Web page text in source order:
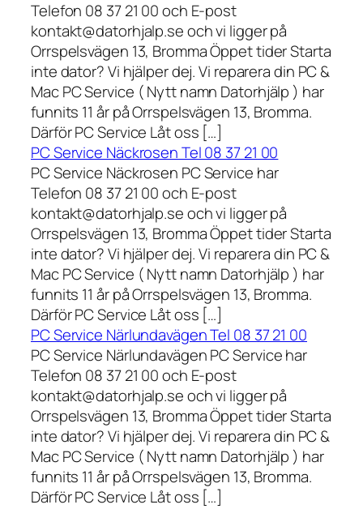
Telefon 08 37 21 00 och E-post
kontakt@datorhjalp.se och vi ligger på
Orrspelsvägen 13, Bromma Öppet tider Starta
inte dator? Vi hjälper dej. Vi reparera din PC &
Mac PC Service ( Nytt namn Datorhjälp ) har
funnits 11 år på Orrspelsvägen 13, Bromma.
Därför PC Service Låt oss […]
PC Service Näckrosen Tel 08 37 21 00
PC Service Näckrosen PC Service har
Telefon 08 37 21 00 och E-post
kontakt@datorhjalp.se och vi ligger på
Orrspelsvägen 13, Bromma Öppet tider Starta
inte dator? Vi hjälper dej. Vi reparera din PC &
Mac PC Service ( Nytt namn Datorhjälp ) har
funnits 11 år på Orrspelsvägen 13, Bromma.
Därför PC Service Låt oss […]
PC Service Närlundavägen Tel 08 37 21 00
PC Service Närlundavägen PC Service har
Telefon 08 37 21 00 och E-post
kontakt@datorhjalp.se och vi ligger på
Orrspelsvägen 13, Bromma Öppet tider Starta
inte dator? Vi hjälper dej. Vi reparera din PC &
Mac PC Service ( Nytt namn Datorhjälp ) har
funnits 11 år på Orrspelsvägen 13, Bromma.
Därför PC Service Låt oss […]